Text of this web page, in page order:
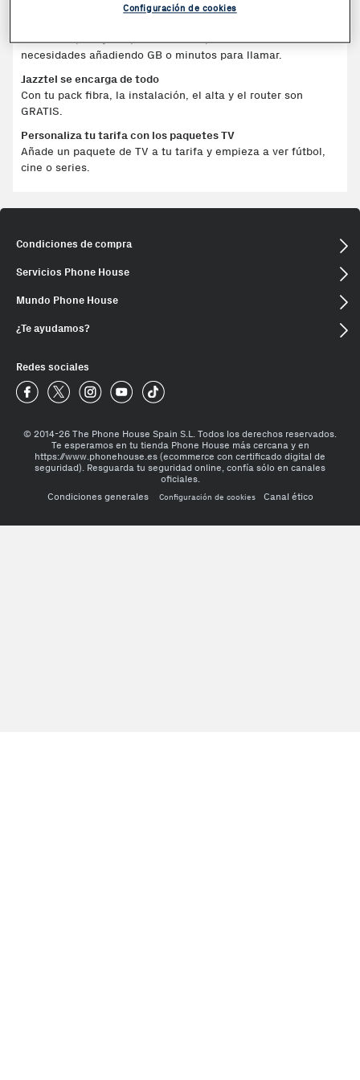
Podrás ampliar y adaptar todos los pack de fibra a tus
necesidades añadiendo GB o minutos para llamar.
Jazztel se encarga de todo
Con tu pack fibra, la instalación, el alta y el router son
GRATIS.
Personaliza tu tarifa con los paquetes TV
Añade un paquete de TV a tu tarifa y empieza a ver fútbol,
cine o series.
Condiciones de compra
Servicios Phone House
Mundo Phone House
¿Te ayudamos?
Redes sociales
Phone House Facebook
Phone House Twitter
Phone House Instagram
Phone House Youtube
© 2014-26 The Phone House Spain S.L. Todos los derechos reservados.
Te esperamos en tu tienda Phone House más cercana y en
https://www.phonehouse.es (ecommerce con certificado digital de
seguridad). Resguarda tu seguridad online, confía sólo en canales
oficiales.
Condiciones generales
Configuración de cookies Canal ético
Configuración de cookies